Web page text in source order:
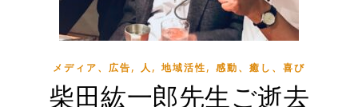
メディア、広告, 人 , 地域活性, 感動、癒し、喜び
柴田紘一郎先生ご逝去